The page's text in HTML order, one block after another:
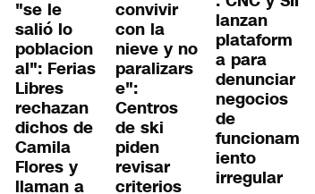
"se le
salió lo
poblacion
al": Ferias
Libres
rechazan
dichos de
Camila
Flores y
llaman a
convivir
con la
nieve y no
paralizars
e":
Centros
de ski
piden
revisar
criterios
lanzan
plataform
a para
denunciar
negocios
de
funcionam
iento
irregular